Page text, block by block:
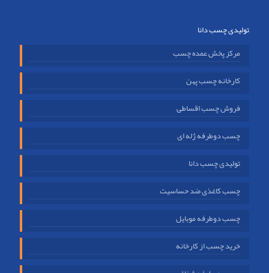
تولیدی چسب دانا
مرکز پخش عمده چسب
کارخانه چسب پهن
فروش چسب اقساطی
چسب دوطرفه ژله ای
تولیدی چسب دانا
چسب کاغذی ضد حساسیت
چسب دوطرفه موبایل
خرید چسب از کارخانه